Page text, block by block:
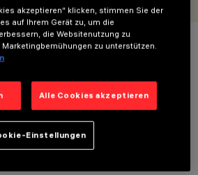
akzeptieren“ klicken, stimmen Sie der
auf Ihrem Gerät zu, um die
die Websitenutzung zu
zu unterstützen.
Alle Cookies akzeptieren
Einstellungen